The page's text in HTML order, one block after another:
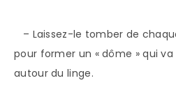
– Laissez-le tomber de
pour former un « dôme » qui
autour du linge.